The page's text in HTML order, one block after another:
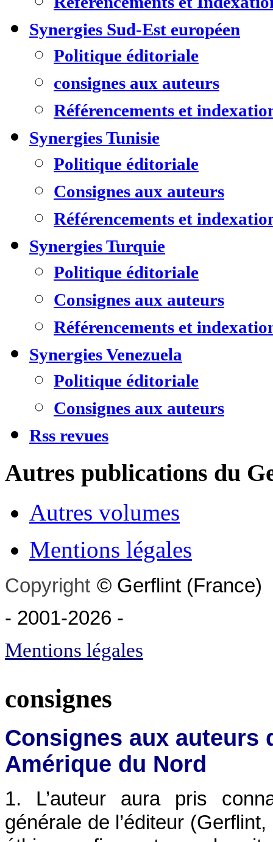
Synergies Sud-Est européen
Politique éditoriale
consignes aux auteurs
Référencements et
Synergies Tunisie
Politique éditoriale
Consignes aux auteurs
Référencements et
Synergies Turquie
Politique éditoriale
Consignes aux auteurs
Référencements et
Synergies Venezuela
Politique éditoriale
Consignes aux auteurs
Rss revues
Autres publications du
Autres volumes
Mentions légales
Copyright © Gerflint (France)
- 2001-2026 -
Mentions légales
consignes
Consignes aux auteurs
Amérique du Nord
1. L’auteur aura pris
générale de l’éditeur